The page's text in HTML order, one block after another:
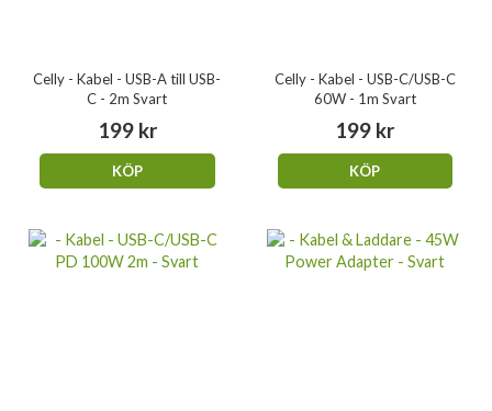
Celly - Kabel - USB-A till USB-
C - 2m Svart
199 kr
KÖP
Celly - Kabel - USB-C/USB-C
60W - 1m Svart
199 kr
KÖP